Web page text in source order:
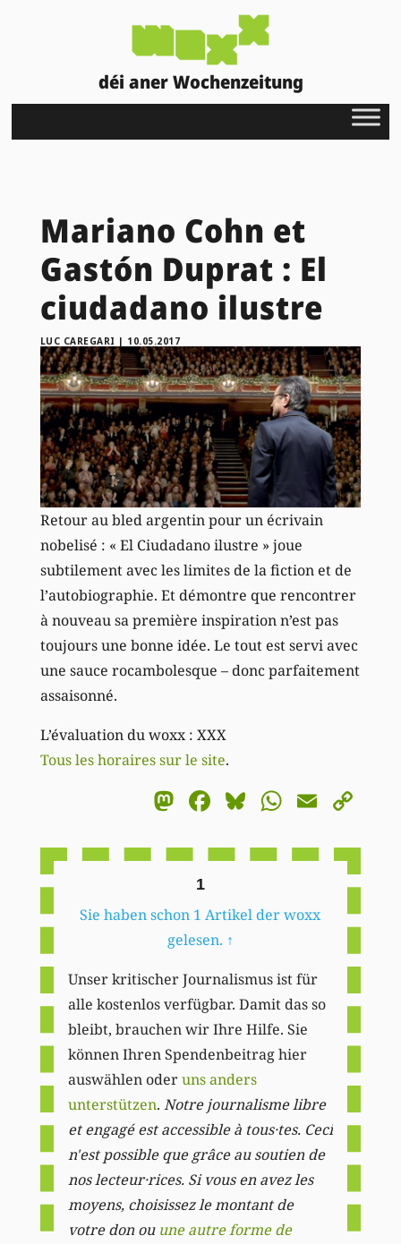
déi aner Wochenzeitung
Mariano Cohn et
Gastón Duprat : El
ciudadano ilustre
LUC CAREGARI | 10.05.2017
Retour au bled argentin pour un écrivain
nobelisé : « El Ciudadano ilustre » joue
subtilement avec les limites de la fiction et de
l’autobiographie. Et démontre que rencontrer
à nouveau sa première inspiration n’est pas
toujours une bonne idée. Le tout est servi avec
une sauce rocambolesque – donc parfaitement
assaisonné.
L’évaluation du woxx : XXX
Tous les horaires sur le site.
Mastodon
Facebook
BlueskyEmail
1
Sie haben schon 1 Artikel der woxx
gelesen. ↑
Unser kritischer Journalismus ist für
alle kostenlos verfügbar. Damit das so
bleibt, brauchen wir Ihre Hilfe. Sie
können Ihren Spendenbeitrag hier
auswählen oderuns anders
unterstützen. Notre journalisme libre
et engagé est accessible à tous·tes. Ceci
n'est possible que grâce au soutien de
nos lecteur·rices. Si vous en avez les
moyens, choisissez le montant de
votre don ou une autre forme de